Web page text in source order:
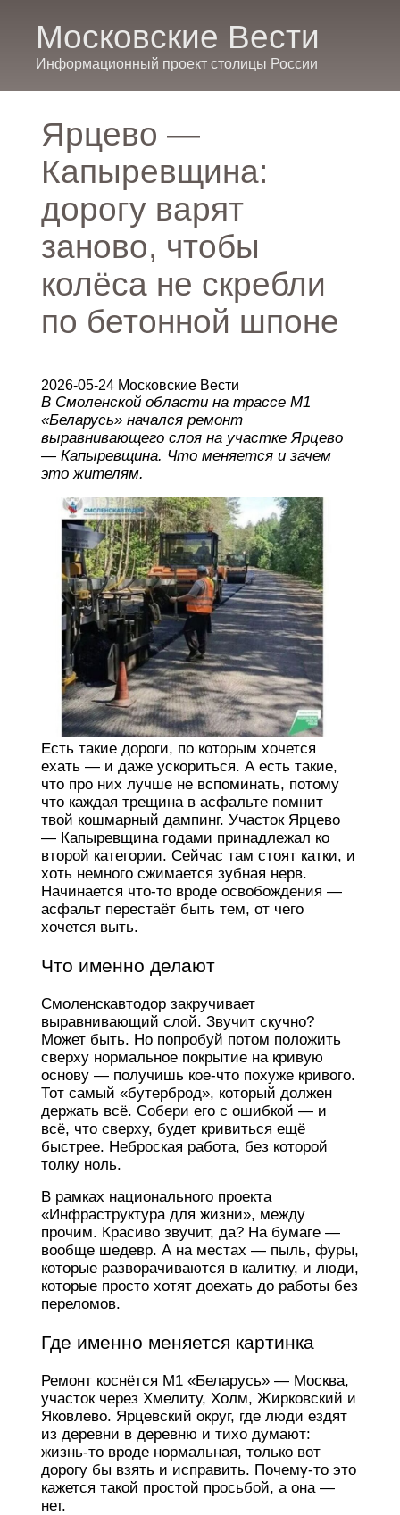
Московские Вести
Информационный проект столицы России
Ярцево —
Капыревщина:
дорогу варят
заново, чтобы
колёса не скребли
по бетонной шпоне
2026-05-24 Московские Вести
В Смоленской области на трассе М1
«Беларусь» начался ремонт
выравнивающего слоя на участке Ярцево
— Капыревщина. Что меняется и зачем
это жителям.
Есть такие дороги, по которым хочется
ехать — и даже ускориться. А есть такие,
что про них лучше не вспоминать, потому
что каждая трещина в асфальте помнит
твой кошмарный дампинг. Участок Ярцево
— Капыревщина годами принадлежал ко
второй категории. Сейчас там стоят катки, и
хоть немного сжимается зубная нерв.
Начинается что-то вроде освобождения —
асфальт перестаёт быть тем, от чего
хочется выть.
Что именно делают
Смоленскавтодор закручивает
выравнивающий слой. Звучит скучно?
Может быть. Но попробуй потом положить
сверху нормальное покрытие на кривую
основу — получишь кое-что похуже кривого.
Тот самый «бутерброд», который должен
держать всё. Собери его с ошибкой — и
всё, что сверху, будет кривиться ещё
быстрее. Неброская работа, без которой
толку ноль.
В рамках национального проекта
«Инфраструктура для жизни», между
прочим. Красиво звучит, да? На бумаге —
вообще шедевр. А на местах — пыль, фуры,
которые разворачиваются в калитку, и люди,
которые просто хотят доехать до работы без
переломов.
Где именно меняется картинка
Ремонт коснётся М1 «Беларусь» — Москва,
участок через Хмелиту, Холм, Жирковский и
Яковлево. Ярцевский округ, где люди ездят
из деревни в деревню и тихо думают:
жизнь-то вроде нормальная, только вот
дорогу бы взять и исправить. Почему-то это
кажется такой простой просьбой, а она —
нет.